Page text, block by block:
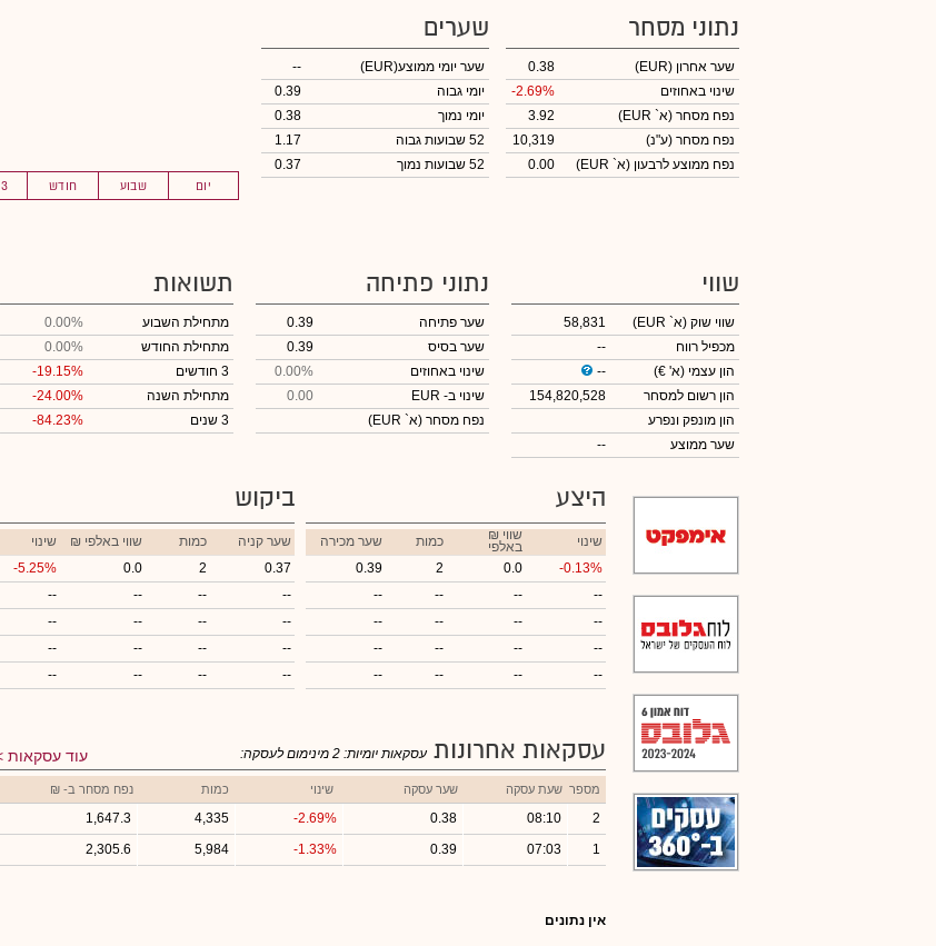
יום שבוע חודש 3 חוד'
נתוני מסחר
שער אחרון (EUR)
0.38
שינוי באחוזים
-2.69%
נפח מסחר (א` EUR)
3.92
נפח מסחר (ע"נ)
10,319
נפח ממוצע לרבעון (א` EUR)
0.00
שערים
שער יומי ממוצע(EUR)
--
יומי גבוה
0.39
יומי נמוך
0.38
52 שבועות גבוה
1.17
52 שבועות נמוך
0.37
שווי
שווי שוק (א` EUR)
58,831
מכפיל רווח
--
הון עצמי (א' €)
--
הון רשום למסחר
154,820,528
הון מונפק ונפרע
שער ממוצע
--
נתוני פתיחה
שער פתיחה
0.39
שער בסיס
0.39
שינוי באחוזים
0.00%
שינוי ב- EUR
0.00
נפח מסחר (א` EUR)
תשואות
מתחילת השבוע
0.00%
מתחילת החודש
0.00%
3 חודשים
-19.15%
מתחילת השנה
-24.00%
3 שנים
-84.23%
היצע
שינוי ₪ שווי
באלפי כמות
שער מכירה
-0.13%
0.0
2
0.39
--
--
--
--
--
--
--
--
--
--
--
--
--
--
--
--
ביקוש
שער קניה כמות ₪ שווי באלפי
שינוי
0.37
2
0.0
-5.25%
--
--
--
--
--
--
--
--
--
--
--
--
--
--
--
--
עסקאות אחרונות עוד עסקאות עסקאות יומיות: 2 מינימום לעסקה:
מספר שעת עסקה שער עסקה שינוי כמות נפח מסחר ב- ₪
2
08:10
0.38
-2.69%
4,335
1,647.3
1
07:03
0.39
-1.33%
5,984
2,305.6
אין נתונים